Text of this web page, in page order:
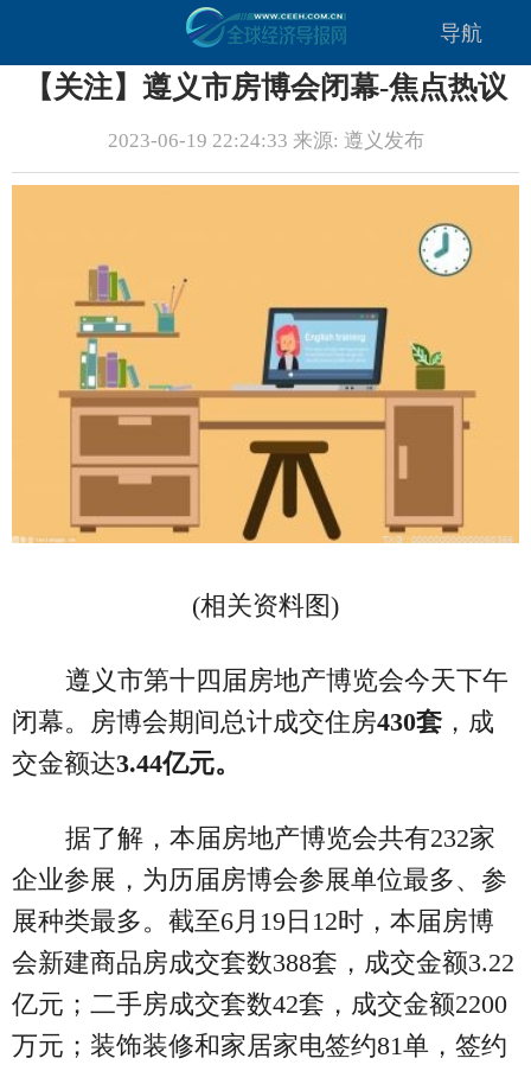
导航
【关注】遵义市房博会闭幕-焦点热议
2023-06-19 22:24:33 来源: 遵义发布
(相关资料图)
遵义市第十四届房地产博览会今天下午
闭幕。房博会期间总计成交住房430套，成
交金额达3.44亿元。
据了解，本届房地产博览会共有232家
企业参展，为历届房博会参展单位最多、参
展种类最多。截至6月19日12时，本届房博
会新建商品房成交套数388套，成交金额3.22
亿元；二手房成交套数42套，成交金额2200
万元；装饰装修和家居家电签约81单，签约